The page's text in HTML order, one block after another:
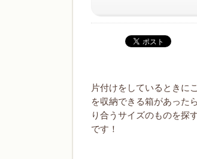
片付けをしているときに
を収納できる箱があった
り合うサイズのものを探
です！